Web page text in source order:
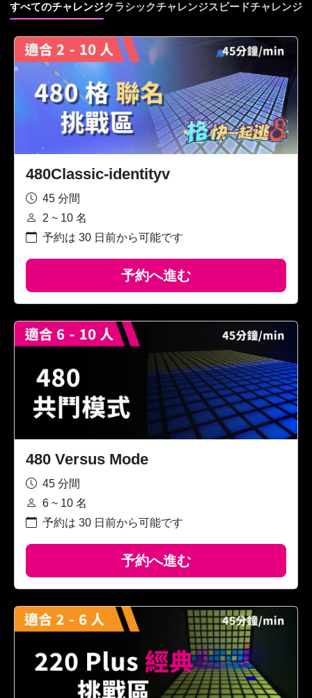
すべてのチャレンジクラシックチャレンジスピードチャレンジ
480Classic-identityv
45 分間
2 ~ 10 名
予約は 30 日前から可能です
予約へ進む
480 Versus Mode
45 分間
6 ~ 10 名
予約は 30 日前から可能です
予約へ進む